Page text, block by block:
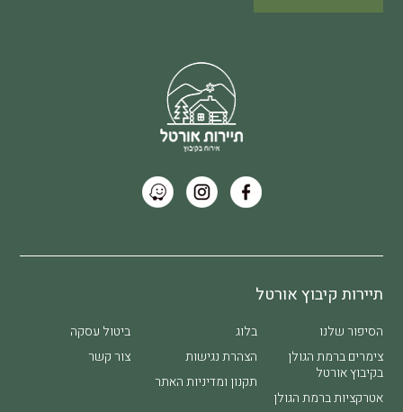
תיירות קיבוץ אורטל
הסיפור שלנו
צימרים ברמת הגולן
בקיבוץ אורטל​
אטרקציות ברמת הגולן
בלוג
הצהרת נגישות
תקנון ומדיניות האתר
ביטול עסקה
צור קשר